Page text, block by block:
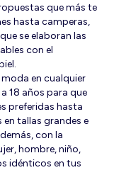
que más te
hasta camperas,
se elaboran las
con el
en cualquier
18 años para que
preferidas hasta
tallas grandes e
con la
hombre, niño,
idénticos en tus